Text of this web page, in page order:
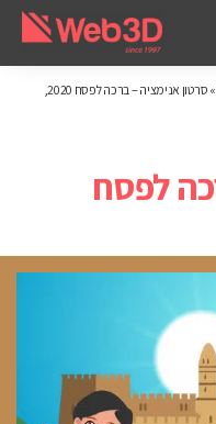
סרטון אנימציה – ברכה לפסח 2020,
לפסח